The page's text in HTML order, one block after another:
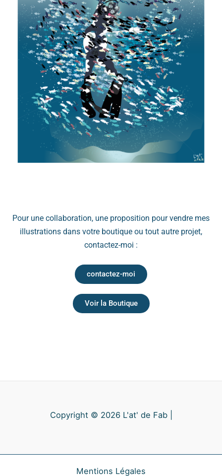
Pour une collaboration, une proposition pour vendre mes
illustrations dans votre boutique ou tout autre projet,
contactez-moi :
contactez-moi
Voir la Boutique
Copyright © 2026 L'at' de Fab |
Mentions Légales